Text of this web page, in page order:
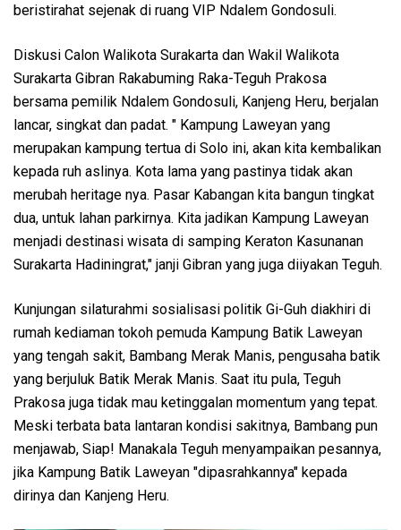
beristirahat sejenak di ruang VIP Ndalem Gondosuli.
Diskusi Calon Walikota Surakarta dan Wakil Walikota
Surakarta Gibran Rakabuming Raka-Teguh Prakosa
bersama pemilik Ndalem Gondosuli, Kanjeng Heru, berjalan
lancar, singkat dan padat. " Kampung Laweyan yang
merupakan kampung tertua di Solo ini, akan kita kembalikan
kepada ruh aslinya. Kota lama yang pastinya tidak akan
merubah heritage nya. Pasar Kabangan kita bangun tingkat
dua, untuk lahan parkirnya. Kita jadikan Kampung Laweyan
menjadi destinasi wisata di samping Keraton Kasunanan
Surakarta Hadiningrat," janji Gibran yang juga diiyakan Teguh.
Kunjungan silaturahmi sosialisasi politik Gi-Guh diakhiri di
rumah kediaman tokoh pemuda Kampung Batik Laweyan
yang tengah sakit, Bambang Merak Manis, pengusaha batik
yang berjuluk Batik Merak Manis. Saat itu pula, Teguh
Prakosa juga tidak mau ketinggalan momentum yang tepat.
Meski terbata bata lantaran kondisi sakitnya, Bambang pun
menjawab, Siap! Manakala Teguh menyampaikan pesannya,
jika Kampung Batik Laweyan "dipasrahkannya" kepada
dirinya dan Kanjeng Heru.